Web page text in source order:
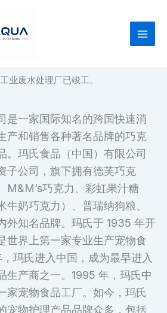
业废水处理厂已竣工。
是一家国际知名的跨国快速消
产和销售各种著名品牌的巧克
。玛氏食品（中国）有限公司
子公司，旗下拥有德芙巧克
M&M’s巧克力、彩虹果汁糖
牛奶巧克力）、普瑞纳狗粮、
外知名品牌。玛氏于 1935 年开
世界上第一家专业生产宠物食
玛氏进入中国，成为最早进入
生产商之一。1995 年，玛氏中
家宠物食品工厂。如今，玛氏
宠物护理产品品牌众多，包括